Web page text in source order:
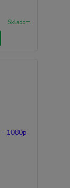
Skladom